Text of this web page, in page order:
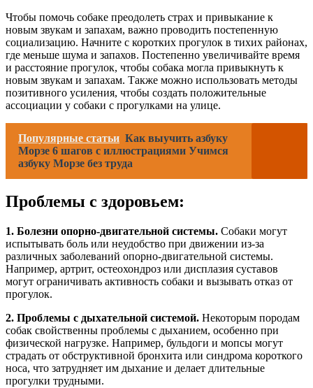
Чтобы помочь собаке преодолеть страх и привыкание к
новым звукам и запахам, важно проводить постепенную
социализацию. Начните с коротких прогулок в тихих районах,
где меньше шума и запахов. Постепенно увеличивайте время
и расстояние прогулок, чтобы собака могла привыкнуть к
новым звукам и запахам. Также можно использовать методы
позитивного усиления, чтобы создать положительные
ассоциации у собаки с прогулками на улице.
Популярные статьи Как выучить азбуку
Морзе 6 шагов с иллюстрациями Учимся
азбуку Морзе без труда
Проблемы с здоровьем:
1. Болезни опорно-двигательной системы. Собаки могут
испытывать боль или неудобство при движении из-за
различных заболеваний опорно-двигательной системы.
Например, артрит, остеохондроз или дисплазия суставов
могут ограничивать активность собаки и вызывать отказ от
прогулок.
2. Проблемы с дыхательной системой. Некоторым породам
собак свойственны проблемы с дыханием, особенно при
физической нагрузке. Например, бульдоги и мопсы могут
страдать от обструктивной бронхита или синдрома короткого
носа, что затрудняет им дыхание и делает длительные
прогулки трудными.